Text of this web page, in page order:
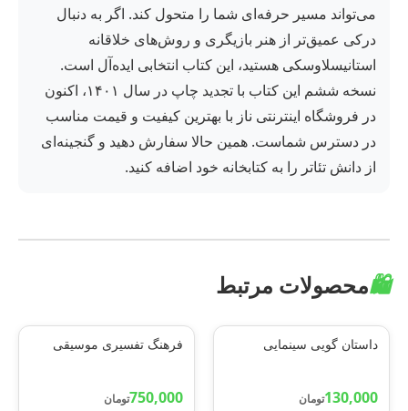
می‌تواند مسیر حرفه‌ای شما را متحول کند. اگر به دنبال
درکی عمیق‌تر از هنر بازیگری و روش‌های خلاقانه
استانیسلاوسکی هستید، این کتاب انتخابی ایده‌آل است.
نسخه ششم این کتاب با تجدید چاپ در سال ۱۴۰۱، اکنون
در فروشگاه اینترنتی ناز با بهترین کیفیت و قیمت مناسب
در دسترس شماست. همین حالا سفارش دهید و گنجینه‌ای
از دانش تئاتر را به کتابخانه خود اضافه کنید.
🛍️محصولات مرتبط
داستان گویی سینمایی
130,000تومان
فرهنگ تفسیری موسیقی
750,000تومان